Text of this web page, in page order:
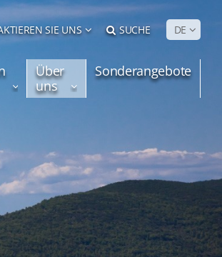
SIE UNS SUCHE DE
Über
uns
Sonderangebote